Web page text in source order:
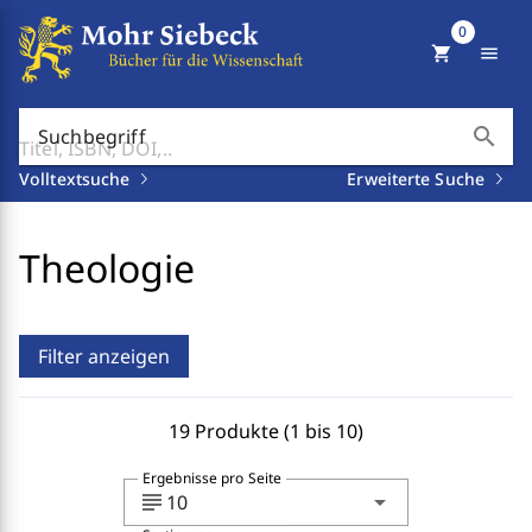
Suchbegriff search
Volltextsuche Erweiterte Suche
shopping_cart
0
menu
Theologie
Filter anzeigen
19 Produkte (1 bis 10)
subject 10 arrow_drop_down
Ergebnisse pro Seite